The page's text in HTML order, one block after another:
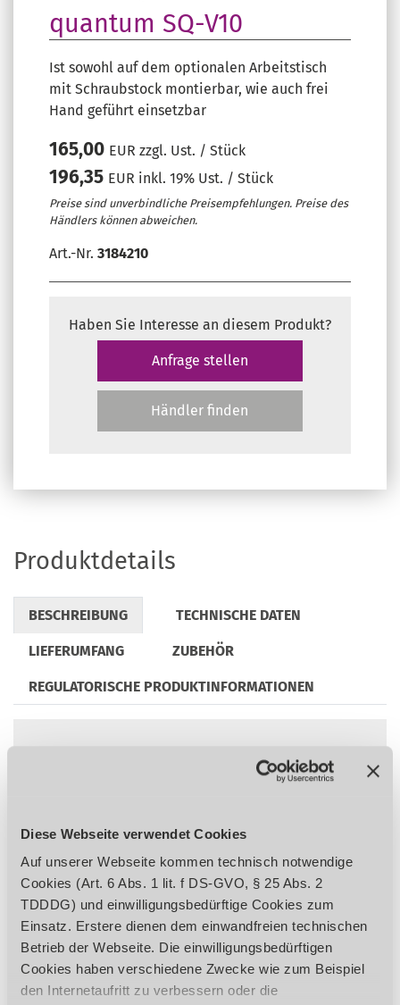
Diese Webseite verwendet Cookies
Auf unserer Webseite kommen technisch notwendige
Cookies (Art. 6 Abs. 1 lit. f DS-GVO, § 25 Abs. 2
TDDDG) und einwilligungsbedürftige Cookies zum
Einsatz. Erstere dienen dem einwandfreien technischen
Betrieb der Webseite. Die einwilligungsbedürftigen
Cookies haben verschiedene Zwecke wie zum Beispiel
den Internetaufritt zu verbessern oder die
quantum SQ-V10
Ist sowohl auf dem optionalen Arbeitstisch
mit Schraubstock montierbar, wie auch frei
Hand geführt einsetzbar
165,00 EUR zzgl. Ust. / Stück
196,35 EUR inkl. 19% Ust. / Stück
Preise sind unverbindliche Preisempfehlungen. Preise des
Händlers können abweichen.
Art.-Nr. 3184210
Haben Sie Interesse an diesem Produkt?
Anfrage stellen
Händler finden
Produktdetails
BESCHREIBUNG TECHNISCHE DATEN
LIEFERUMFANG ZUBEHÖR
REGULATORISCHE PRODUKTINFORMATIONEN
Ideal geeignet zum Absägen von
Zugfestigkeit und vorzugsweise zum
Aluminium und Buntmetallen.
Eignet sich auch zum Trennen von Holz,
Kunststoffen und anderen dünnen
Nichteisenmetallen
Vom optionalen Arbeitstisch abnehmbar
für flexiblen Einsatz
Starke Brückenkonstruktion mit